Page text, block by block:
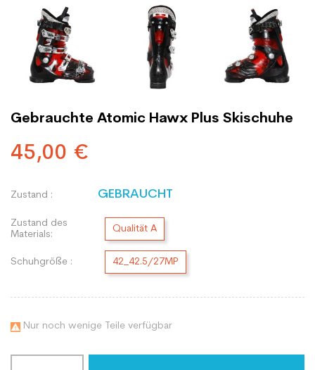
Gebrauchte Atomic Hawx Plus Skischuhe
45,00 €
Zustand : GEBRAUCHT
Zustand des
Materials:
Qualität A
Schuhgröße : 42_42.5/27MP
 Nur noch wenige Teile verfügbar